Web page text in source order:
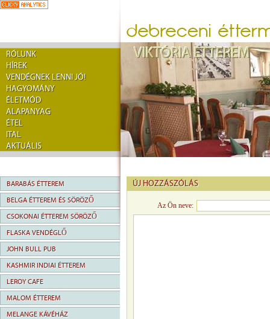
RÓLUNK
HÍREK
VENDÉGNEK LENNI JÓ!
HAGYOMÁNY
ÉLETMÓD
ALAPANYAG
ÉTEL
ITAL
AKTUÁLIS
BARABÁS ÉTTEREM
BELGA ÉTTEREM ÉS SÖRÖZŐ
CSOKONAI ÉTTEREM SÖRÖZŐ
FLASKA VENDÉGLŐ
JOHN BULL PUB
KASHMIR INDIAI ÉTTEREM
LEROY CAFE
MALOM ÉTTEREM
MELANGE KÁVÉHÁZ
ÚJ HOZZÁSZÓLÁS
Az Ön neve: